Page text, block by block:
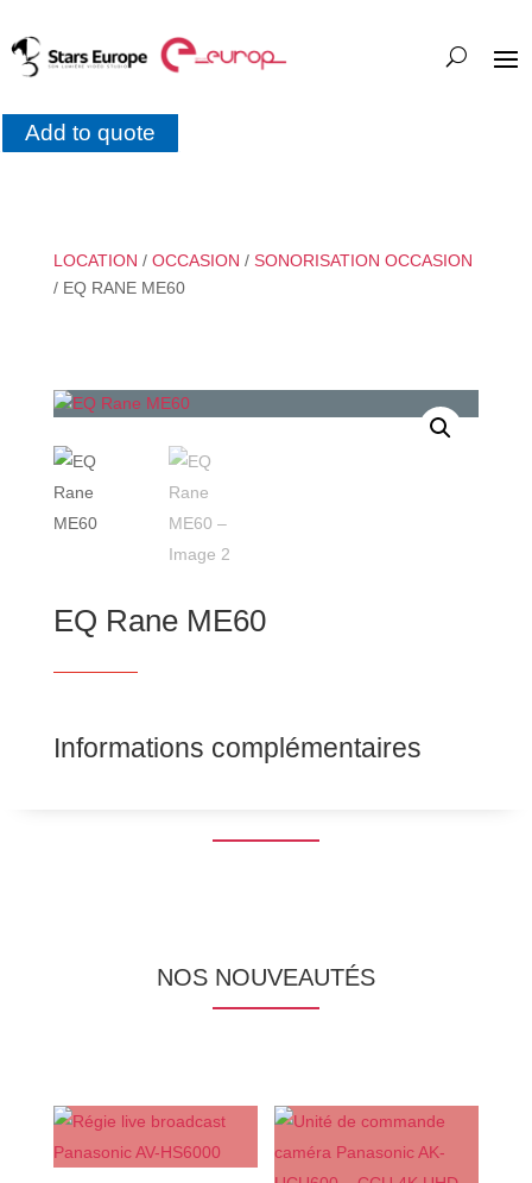
Add to quote
LOCATION / OCCASION / SONORISATION OCCASION
/ EQ RANE ME60
EQ Rane ME60
Informations complémentaires
NOS NOUVEAUTÉS